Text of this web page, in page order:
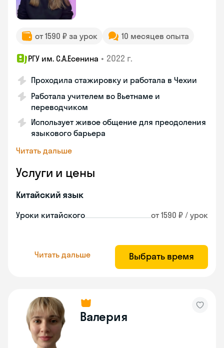
от 1590 ₽ за урок 10 месяцев опыта
РГУ им. С.А.Есенина • 2022 г.
Проходила стажировку и работала в Чехии
Работала учителем во Вьетнаме и
переводчиком
Использует живое общение для преодоления
языкового барьера
Читать дальше
Услуги и цены
Китайский язык
Уроки китайского от 1590 ₽ / урок
Читать дальше Выбрать время
Валерия